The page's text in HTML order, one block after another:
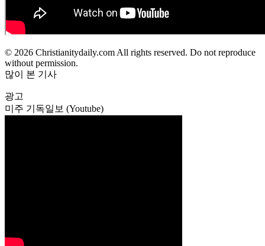
© 2026 Christianitydaily.com All rights reserved. Do not reproduce
without permission.
많이 본 기사
광고
미주 기독일보 (Youtube)